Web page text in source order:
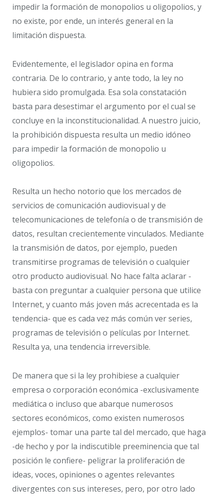
impedir la formación de monopolios u oligopolios, y
no existe, por ende, un interés general en la
limitación dispuesta.
Evidentemente, el legislador opina en forma
contraria. De lo contrario, y ante todo, la ley no
hubiera sido promulgada. Esa sola constatación
basta para desestimar el argumento por el cual se
concluye en la inconstitucionalidad. A nuestro juicio,
la prohibición dispuesta resulta un medio idóneo
para impedir la formación de monopolio u
oligopolios.
Resulta un hecho notorio que los mercados de
servicios de comunicación audiovisual y de
telecomunicaciones de telefonía o de transmisión de
datos, resultan crecientemente vinculados. Mediante
la transmisión de datos, por ejemplo, pueden
transmitirse programas de televisión o cualquier
otro producto audiovisual. No hace falta aclarar -
basta con preguntar a cualquier persona que utilice
Internet, y cuanto más joven más acrecentada es la
tendencia- que es cada vez más común ver series,
programas de televisión o películas por Internet.
Resulta ya, una tendencia irreversible.
De manera que si la ley prohibiese a cualquier
empresa o corporación económica -exclusivamente
mediática o incluso que abarque numerosos
sectores económicos, como existen numerosos
ejemplos- tomar una parte tal del mercado, que haga
-de hecho y por la indiscutible preeminencia que tal
posición le confiere- peligrar la proliferación de
ideas, voces, opiniones o agentes relevantes
divergentes con sus intereses, pero, por otro lado